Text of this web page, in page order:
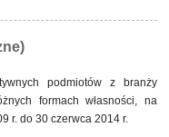
podmiotów z branży
formach własności, na
r. do 30 czerwca 2014 r.